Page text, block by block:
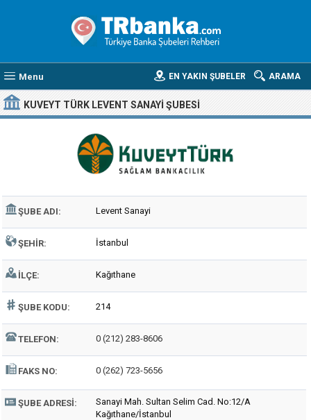
Menu ARAMA
EN YAKIN ŞUBELER
KUVEYT TÜRK LEVENT SANAYI ŞUBESI
ŞUBE ADI: Levent Sanayi
ŞEHIR: İstanbul
İLÇE: Kağıthane
ŞUBE KODU: 214
TELEFON: 0 (212) 283-8606
FAKS NO: 0 (262) 723-5656
ŞUBE ADRESI:
Sanayi Mah. Sultan Selim Cad. No:12/A
Kağıthane/İstanbul